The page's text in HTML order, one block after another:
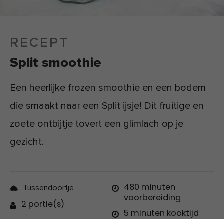
RECEPT
Split smoothie
Een heerlijke frozen smoothie en een bodem
die smaakt naar een Split ijsje! Dit fruitige en
zoete ontbijtje tovert een glimlach op je
gezicht.
Tussendoortje
2 portie(s)
480 minuten
voorbereiding
5 minuten kooktijd